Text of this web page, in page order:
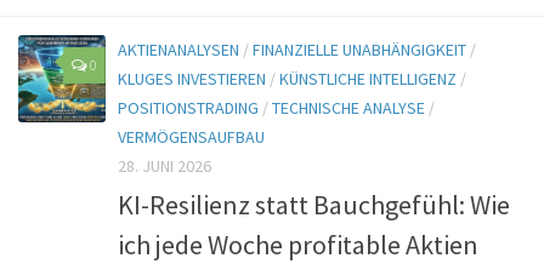
0
AKTIENANALYSEN /FINANZIELLE UNABHÄNGIGKEIT /
KLUGES INVESTIEREN /KÜNSTLICHE INTELLIGENZ /
POSITIONSTRADING /TECHNISCHE ANALYSE /
VERMÖGENSAUFBAU
28. JUNI 2026
KI-Resilienz statt Bauchgefühl: Wie
ich jede Woche profitable Aktien